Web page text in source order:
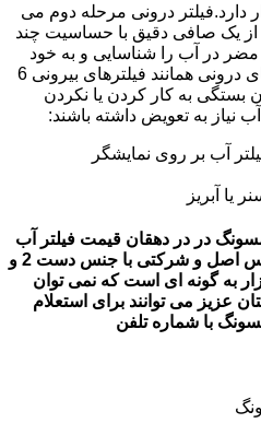
دارد.فیلتر درونی مرحله دوم می
از یک صافی دقیق با حساسیت چند
در آب را شناسایی و به خود
جذب نماید.زمان تعویض فیلترهای درونی همانند فیلترهای بیرونی 6
بستگی به کار کردن یا نکردن
نیاز به تعویض داشته باشند:
آب بر روی نمایشگر
یا آبریز
در در دهقان قیمت فیلتر آب
یخچال سامسونگ بستگی به جنس اصل و شرکتی با جنس دست 2 و
به گونه ای است که نمی توان
عزیز می توانند برای استعلام
با شماره تلفن